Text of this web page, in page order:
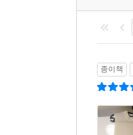
종이책